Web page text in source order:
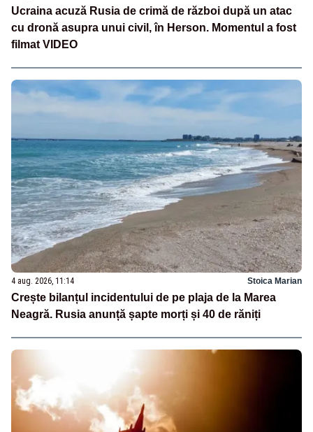
Ucraina acuză Rusia de crimă de război după un atac
cu dronă asupra unui civil, în Herson. Momentul a fost
filmat VIDEO
4 aug. 2026, 11:14 Stoica Marian
Crește bilanțul incidentului de pe plaja de la Marea
Neagră. Rusia anunță șapte morți și 40 de răniți